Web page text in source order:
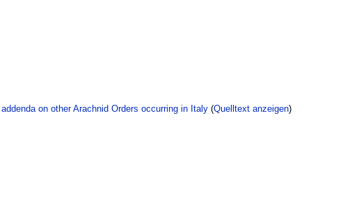
on other Arachnid Orders occurring in Italy(Quelltext anzeigen)